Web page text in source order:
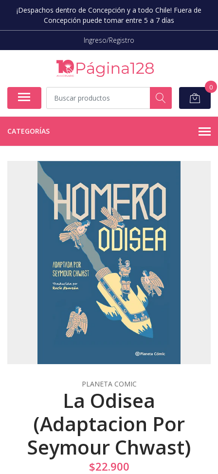
¡Despachos dentro de Concepción y a todo Chile! Fuera de
Concepción puede tomar entre 5 a 7 días
Ingreso/Registro
0
CATEGORÍAS
PLANETA COMIC
La Odisea
(Adaptacion Por
Seymour Chwast)
$22.900